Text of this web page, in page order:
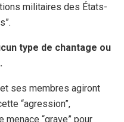
militaires des États-
type de chantage ou
et ses membres agiront
“agression”,
menace “grave” pour